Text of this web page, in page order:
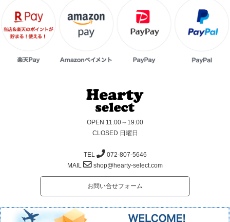
OPEN 11:00～19:00
CLOSED 日曜日
TEL
072-807-5646
MAIL
shop@hearty-select.com
お問い合せフォーム